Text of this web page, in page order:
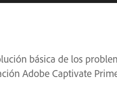
básica de los
Adobe Captivate